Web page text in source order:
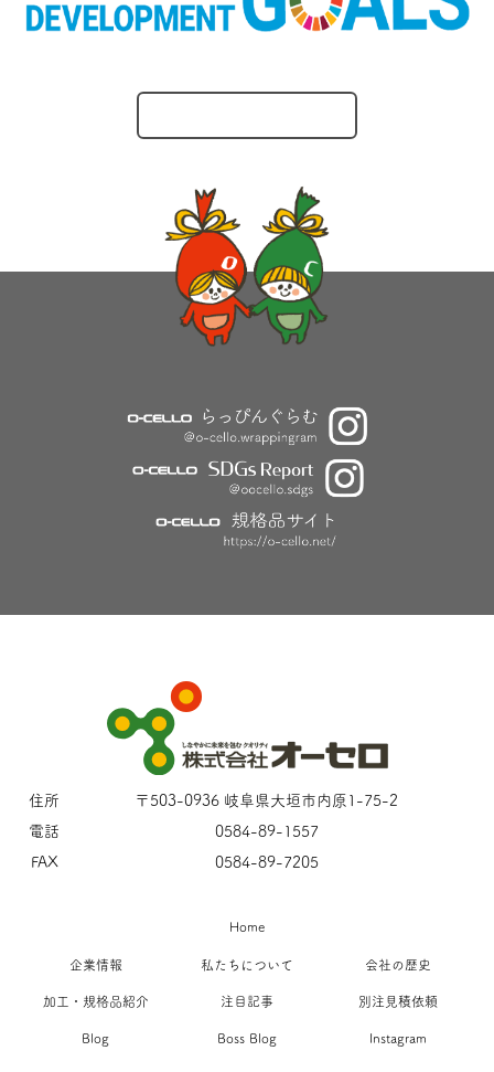
住所
〒503-0936 岐阜県大垣市内原1-75-2
電話
0584-89-1557
FAX
0584-89-7205
Home
企業情報 私たちについて 会社の歴史
加工・規格品紹介 注目記事 別注見積依頼
Blog Boss Blog Instagram